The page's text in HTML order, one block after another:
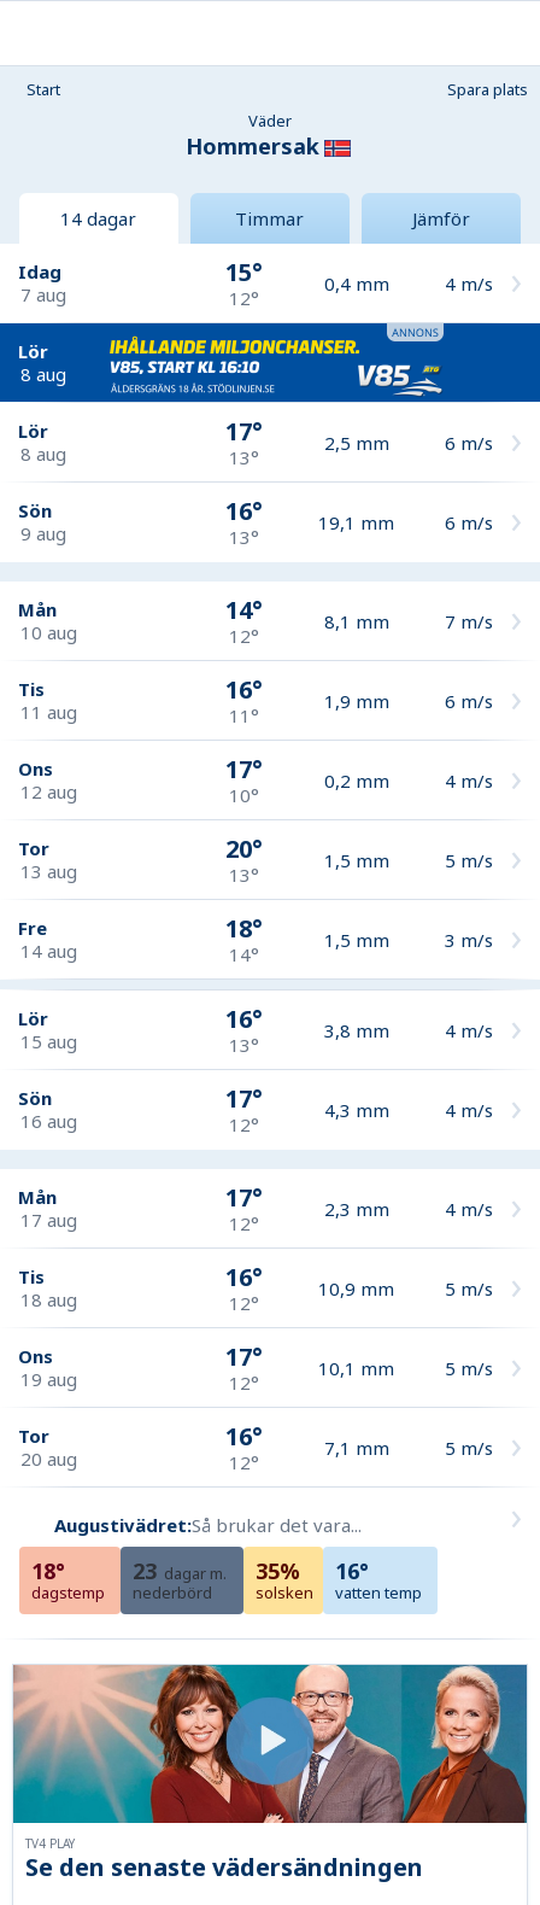
Start
Spara plats
Väder
Hommersak
14 dagar Timmar Jämför
Idag
7 aug
15°
12°
0,4 mm 4 m/s
Lör
8 aug
Lör
8 aug
17°
13°
2,5 mm 6 m/s
Sön
9 aug
16°
13°
19,1 mm 6 m/s
Mån
10 aug
14°
12°
8,1 mm 7 m/s
Tis
11 aug
16°
11°
1,9 mm 6 m/s
Ons
12 aug
17°
10°
0,2 mm 4 m/s
Tor
13 aug
20°
13°
1,5 mm 5 m/s
Fre
14 aug
18°
14°
1,5 mm 3 m/s
Lör
15 aug
16°
13°
3,8 mm 4 m/s
Sön
16 aug
17°
12°
4,3 mm 4 m/s
Mån
17 aug
17°
12°
2,3 mm 4 m/s
Tis
18 aug
16°
12°
10,9 mm 5 m/s
Ons
19 aug
17°
12°
10,1 mm 5 m/s
Tor
20 aug
16°
12°
7,1 mm 5 m/s
Augustivädret:Så brukar det vara...
18°
dagstemp
23 dagar m.
nederbörd
35%
solsken
16°
vatten temp
Se den senaste vädersändningen
TV4 PLAY